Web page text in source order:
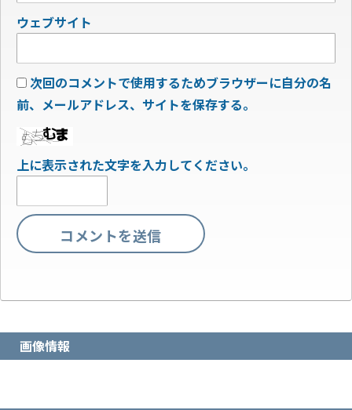
ウェブサイト
次回のコメントで使用するためブラウザーに自分の名
前、メールアドレス、サイトを保存する。
上に表示された文字を入力してください。
画像情報